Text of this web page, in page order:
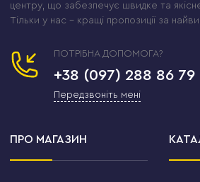
центру, що забезпечує швидке та
Тільки у нас – кращі пропозиції за
ПОТРІБНА ДОПОМОГА?
+38 (097) 288 86 79
Передзвоніть мені
ПРО МАГАЗИН